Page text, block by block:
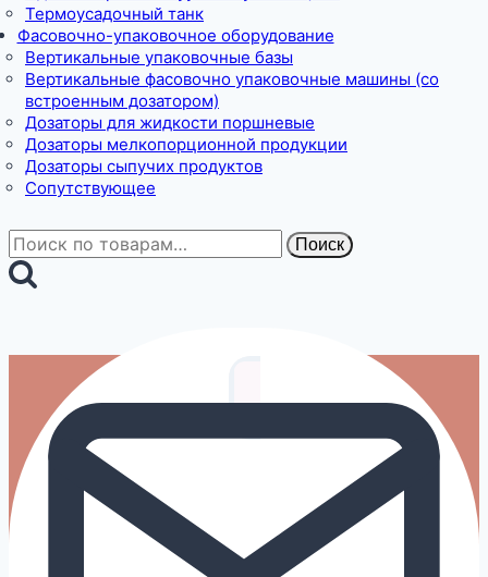
Термоусадочный танк
Фасовочно-упаковочное оборудование
Вертикальные упаковочные базы
Вертикальные фасовочно упаковочные машины (со
встроенным дозатором)
Дозаторы для жидкости поршневые
Дозаторы мелкопорционной продукции
Дозаторы сыпучих продуктов
Сопутствующее
Искать: Поиск